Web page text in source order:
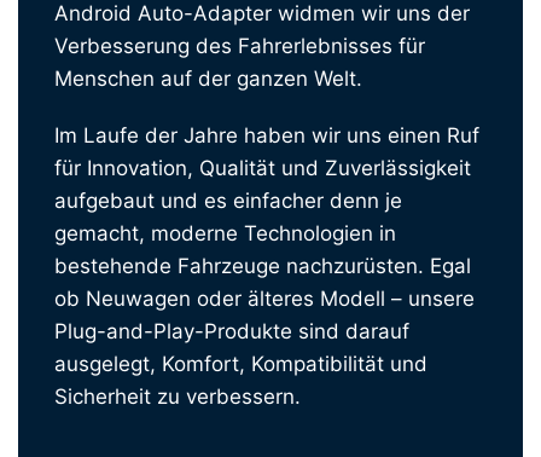
Android Auto-Adapter widmen wir uns der
Verbesserung des Fahrerlebnisses für
Menschen auf der ganzen Welt.
Im Laufe der Jahre haben wir uns einen Ruf
für Innovation, Qualität und Zuverlässigkeit
aufgebaut und es einfacher denn je
gemacht, moderne Technologien in
bestehende Fahrzeuge nachzurüsten. Egal
ob Neuwagen oder älteres Modell – unsere
Plug-and-Play-Produkte sind darauf
ausgelegt, Komfort, Kompatibilität und
Sicherheit zu verbessern.